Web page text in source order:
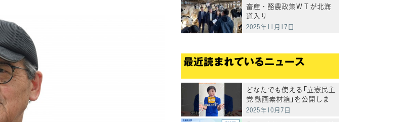
畜産・酪農政策ＷＴが北海
道入り
2025年11月17日
最近読まれているニュース
どなたでも使える「立憲民主
党 動画素材箱」を公開しま
した
2025年10月7日